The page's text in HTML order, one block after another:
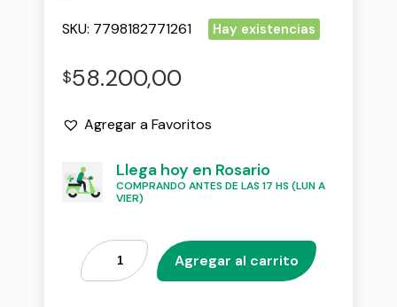
SKU: 7798182771261 Hay existencias
$58.200,00
Agregar a Favoritos
Llega hoy en Rosario
COMPRANDO ANTES DE LAS 17 HS (LUN A
VIER)
Agregar al carrito